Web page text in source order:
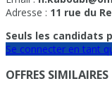
Adresse : 11 rue du
Seuls les candidats
Se connecter en tant
OFFRES SIMILAIRES